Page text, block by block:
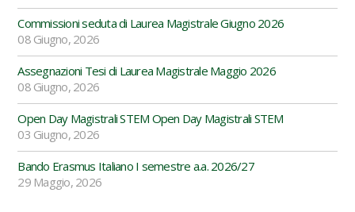
Commissioni seduta di Laurea Magistrale Giugno 2026
08 Giugno, 2026
Assegnazioni Tesi di Laurea Magistrale Maggio 2026
08 Giugno, 2026
Open Day Magistrali STEM Open Day Magistrali STEM
03 Giugno, 2026
Bando Erasmus Italiano I semestre a.a. 2026/27
29 Maggio, 2026